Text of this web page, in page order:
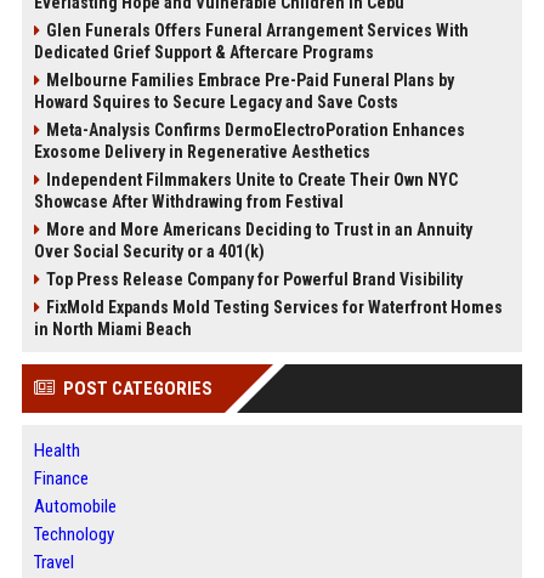
Glen Funerals Offers Funeral Arrangement Services With
Dedicated Grief Support & Aftercare Programs
Melbourne Families Embrace Pre-Paid Funeral Plans by
Howard Squires to Secure Legacy and Save Costs
Meta-Analysis Confirms DermoElectroPoration Enhances
Exosome Delivery in Regenerative Aesthetics
Independent Filmmakers Unite to Create Their Own NYC
Showcase After Withdrawing from Festival
More and More Americans Deciding to Trust in an Annuity
Over Social Security or a 401(k)
Top Press Release Company for Powerful Brand Visibility
FixMold Expands Mold Testing Services for Waterfront Homes
in North Miami Beach
POST CATEGORIES
Health
Finance
Automobile
Technology
Travel